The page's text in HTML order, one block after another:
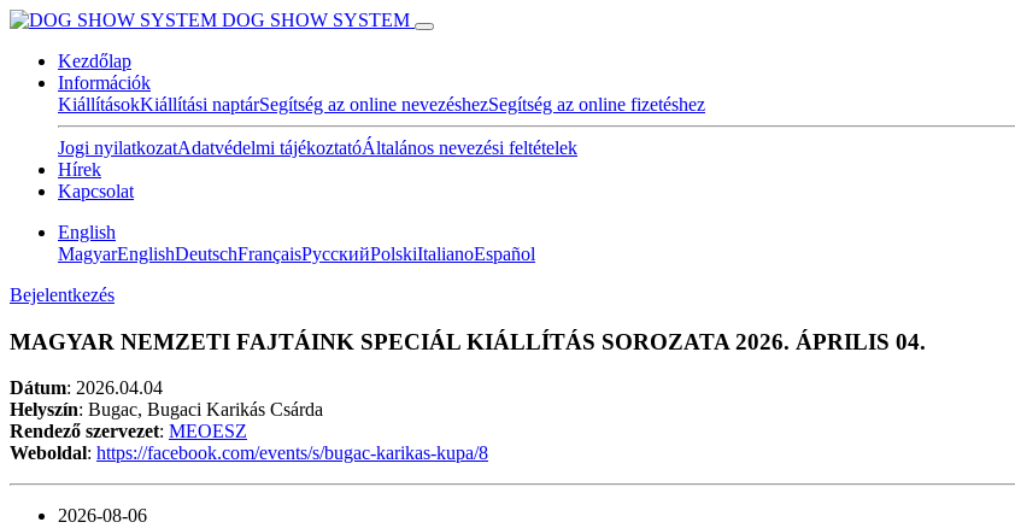
DOG SHOW SYSTEM
Kezdőlap
Információk
KiállításokKiállítási naptárSegítség az online nevezéshezSegítség az online fizetéshez
Jogi nyilatkozatAdatvédelmi tájékoztatóÁltalános nevezési feltételek
Hírek
Kapcsolat
English
MagyarEnglishDeutschFrançaisPусскийPolskiItalianoEspañol
Bejelentkezés
MAGYAR NEMZETI FAJTÁINK SPECIÁL KIÁLLÍTÁS SOROZATA 2026. ÁPRILIS 04.
Dátum: 2026.04.04
Helyszín: Bugac, Bugaci Karikás Csárda
Rendező szervezet: MEOESZ
Weboldal: https://facebook.com/events/s/bugac-karikas-kupa/8
2026-08-06